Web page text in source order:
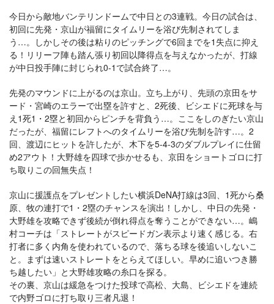
今日から敵地バンテリンドームで中日との3連戦。今日の試合は、
初回に先発・京山が福留にタイムリーを浴び先制されてしま
う…。しかしその後は粘りのピッチングで6回までを1失点に抑え
る！リリーフ陣も踏ん張り初回以降得点を与えなかったが、打線
が中日投手陣に封じられ0-1で試合終了…。
先発のマウンドに上がるのは京山。立ち上がり、先頭の京田をサ
ード・宮崎のエラーで出塁を許すと、2死後、ビシエドに死球を与
え1死1・2塁と初回からピンチを背負う…。ここをしのぎたい京山
だったが、福留にレフトへのタイムリーを浴び先制を許す…。2
回、渡辺にヒットを許したが、木下を5-4-3のダブルプレイに仕留
め2アウト！大野雄を四球で歩かせるも、京田をショートゴロに打
ち取りこの回無失点！
京山に援護点をプレゼントしたい横浜DeNA打線は3回、1死から桑
原、牧の連打で1・2塁のチャンスを演出！しかし、中日の先発・
大野雄を攻略できず後続が倒れ得点を奪うことができない…。嶋
村コーチは「ストレートがスピードガン表示より速く感じる。右
打者に多く内角を使われているので、落ちる球を後追いしないこ
と。まずは速いストレートをとらえてほしい。早めに追いつき勝
ち越したい」と大野雄攻略の糸口を探る。
その裏、京山は緩急をつけた投球で高松、大島、ビシエドを連続
で内野ゴロに打ち取り三者凡退！